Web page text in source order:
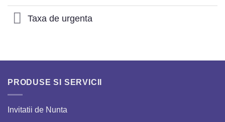
Taxa de urgenta
PRODUSE SI SERVICII
Invitatii de Nunta